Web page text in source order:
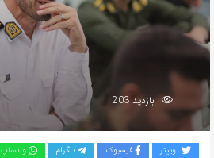
بازدید 203
توییتر فیسبوک تلگرام واتساپ